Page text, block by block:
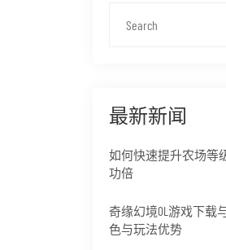
最新新闻
如何快速提升农场等
功倍
奇缘幻境OL游戏下载
色与玩法优势